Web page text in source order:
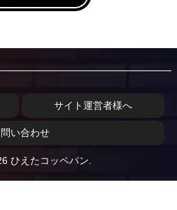
サイト運営者様へ
い合わせ
ひえたコッペパン.